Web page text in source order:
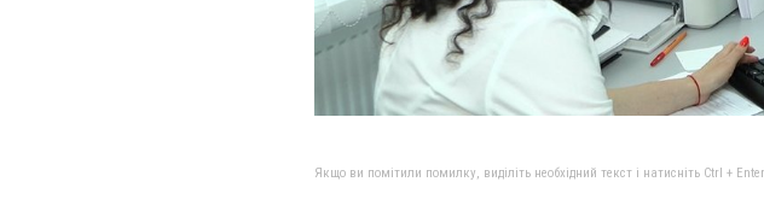
Якщо ви помітили помилку, виділіть необхідний текст і натисніть Ctrl +